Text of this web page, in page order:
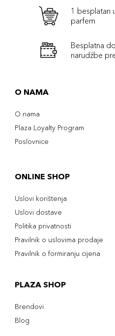
1 besplatan
parfem
Besplatna
narudźbe
O NAMA
O nama
Plaza Loyalty Program
Poslovnice
ONLINE SHOP
Uslovi korištenja
Uslovi dostave
Politika privatnosti
Pravilnik o uslovima prodaje
Pravilnik o formiranju cijena
PLAZA SHOP
Brendovi
Blog